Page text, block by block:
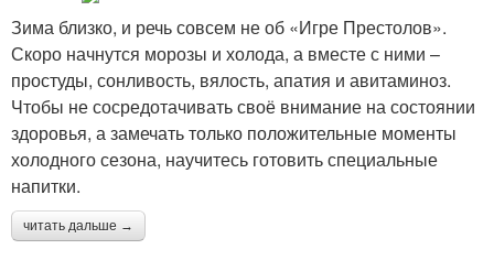
Зима близко, и речь совсем не об «Игре Престолов».
Скоро начнутся морозы и холода, а вместе с ними –
простуды, сонливость, вялость, апатия и авитаминоз.
Чтобы не сосредотачивать своё внимание на состоянии
здоровья, а замечать только положительные моменты
холодного сезона, научитесь готовить специальные
напитки.
читать дальше →